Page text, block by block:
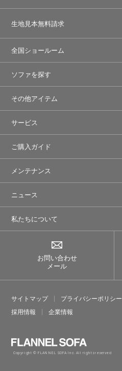
生地見本無料請求
全国ショールーム
ソファを探す
その他アイテム
サービス
ご購入ガイド
メンテナンス
ニュース
私たちについて
お問い合わせ
メール
サイトマップ プライバシーポリシー
採⽤情報
企業情報
Copyright © FLANNEL SOFA Inc. All rights reserved